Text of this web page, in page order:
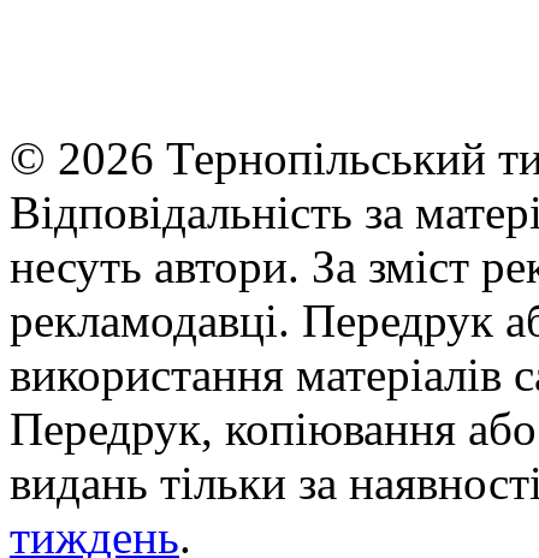
© 2026 Тернопільський
Відповідальність за
несуть автори. За зміст
рекламодавці. Передрук
використання матеріалів
Передрук, копіювання
видань тільки за
тиждень.